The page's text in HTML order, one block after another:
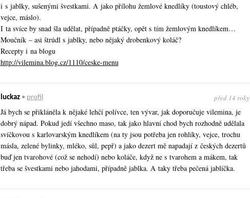
i s jablky, sušenými švestkami. A jako přílohu žemlové knedlíky (toustový chléb,
vejce, máslo).
I ta svíce by snad šla udělat, případně ptáčky, opět s tím žemlovým knedlíkem…
Moučník – asi štrúdl s jablky, nebo nějaký drobenkový koláč?
Recepty i na blogu
http://vilemina.blog.cz/1110/ceske-menu
luckaz• profil před 14 roky
Já bych se přikláněla k nějaké lehčí polívce, ten vývar, jak doporučuje vilemina, je
dobrý nápad. Pokud jedí všechno maso, tak jako hlavní chod bych rozhodně udělala
svíčkovou s karlovarským knedlíkem (na ty jsou potřeba jen rohlíky, vejce, trochu
másla, zelené bylinky, mléko, sůl, pepř) a jako dezert mě napadají z českých dezertů
buď jen tvarohové (což se nehodí) nebo koláče, když ne s tvarohem a mákem, tak
třeba se švestkami nebo jahodami, případně jablka. A taky třeba pečená jablíčka.